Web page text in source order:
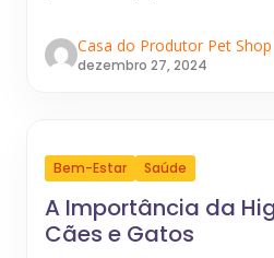
Casa do Produtor Pet Shop
dezembro 27, 2024
Bem-Estar Saúde
A Importância da
Cães e Gatos